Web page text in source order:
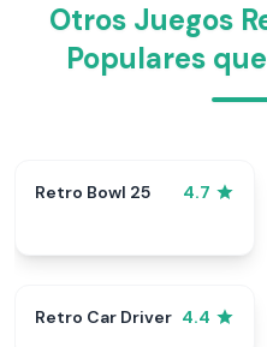
Otros Juegos
Populares
Retro Bowl 25 4.7
Retro Car Driver 4.4